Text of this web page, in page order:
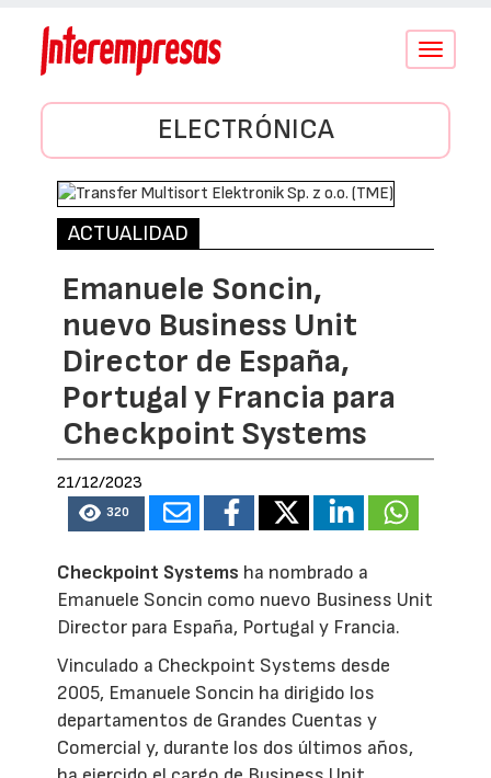
Conmutar
ELECTRÓNICA
ACTUALIDAD
Emanuele Soncin,
nuevo Business Unit
Director de España,
Portugal y Francia para
Checkpoint Systems
21/12/2023
320
Checkpoint Systems ha nombrado a
Emanuele Soncin como nuevo Business Unit
Director para España, Portugal y Francia.
Vinculado a Checkpoint Systems desde
2005, Emanuele Soncin ha dirigido los
departamentos de Grandes Cuentas y
Comercial y, durante los dos últimos años,